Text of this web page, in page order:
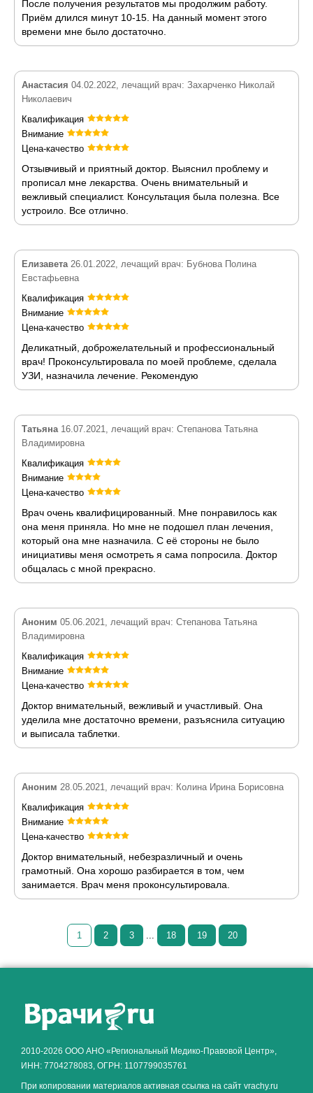
После получения результатов мы продолжим работу.
Приём длился минут 10-15. На данный момент этого
времени мне было достаточно.
Анастасия 04.02.2022, лечащий врач: Захарченко Николай
Николаевич
Квалификация
Внимание
Цена-качество
Отзывчивый и приятный доктор. Выяснил проблему и
прописал мне лекарства. Очень внимательный и
вежливый специалист. Консультация была полезна. Все
устроило. Все отлично.
Елизавета26.01.2022, лечащий врач: Бубнова Полина
Евстафьевна
Квалификация
Внимание
Цена-качество
Деликатный, доброжелательный и профессиональный
врач! Проконсультировала по моей проблеме, сделала
УЗИ, назначила лечение. Рекомендую
Татьяна16.07.2021, лечащий врач: Степанова Татьяна
Владимировна
Квалификация
Внимание
Цена-качество
Врач очень квалифицированный. Мне понравилось как
она меня приняла. Но мне не подошел план лечения,
который она мне назначила. С её стороны не было
инициативы меня осмотреть я сама попросила. Доктор
общалась с мной прекрасно.
Аноним 05.06.2021, лечащий врач: Степанова Татьяна
Владимировна
Квалификация
Внимание
Цена-качество
Доктор внимательный, вежливый и участливый. Она
уделила мне достаточно времени, разъяснила ситуацию
и выписала таблетки.
Аноним 28.05.2021, лечащий врач: Колина Ирина Борисовна
Квалификация
Внимание
Цена-качество
Доктор внимательный, небезразличный и очень
грамотный. Она хорошо разбирается в том, чем
занимается. Врач меня проконсультировала.
1 2 3 ... 18 19 20
2010-2026 ООО АНО «Региональный Медико-Правовой Центр»,
ИНН: 7704278083, ОГРН: 1107799035761
При копировании материалов активная ссылка на сайт vrachy.ru